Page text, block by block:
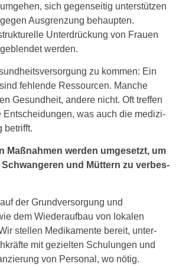
sich gegen­sei­tig unter­stüt­zen
Ausgrenzung behaup­ten.
Unterdrückung von Frauen
wer­den.
zu kom­men: Ein
feh­len­de Ressourcen. Manche
Gesundheit, ande­re nicht. Oft tref­fen
Entscheidungen, was auch die medi­zi­
betrifft.
Maßnahmen wer­den umge­setzt, um
und Müttern zu ver­bes­
der Grundversorgung und
dem Wiederaufbau von loka­len
stel­len Medikamente bereit, unter­
mit geziel­ten Schulungen und
von Personal, wo nötig.